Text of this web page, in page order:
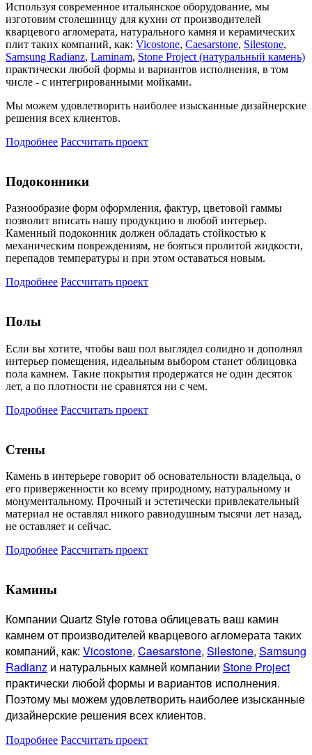
Используя современное итальянское оборудование, мы
изготовим столешницу для кухни от производителей
кварцевого агломерата, натурального камня и керамических
плит таких компаний, как: Vicostone, Caesarstone, Silestone,
Samsung Radianz, Laminam, Stone Project (натуральный камень)
практически любой формы и вариантов исполнения, в том
числе - с интегрированными мойками.
Мы можем удовлетворить наиболее изысканные дизайнерские
решения всех клиентов.
Подробнее Рассчитать проект
Подоконники
Разнообразие форм оформления, фактур, цветовой гаммы
позволит вписать нашу продукцию в любой интерьер.
Каменный подоконник должен обладать стойкостью к
механическим повреждениям, не бояться пролитой жидкости,
перепадов температуры и при этом оставаться новым.
Подробнее Рассчитать проект
Полы
Если вы хотите, чтобы ваш пол выглядел солидно и дополнял
интерьер помещения, идеальным выбором станет облицовка
пола камнем. Такие покрытия продержатся не один десяток
лет, а по плотности не сравнятся ни с чем.
Подробнее Рассчитать проект
Стены
Камень в интерьере говорит об основательности владельца, о
его приверженности ко всему природному, натуральному и
монументальному. Прочный и эстетически привлекательный
материал не оставлял никого равнодушным тысячи лет назад,
не оставляет и сейчас.
Подробнее Рассчитать проект
Камины
Компании Quartz Style готоваоблицевать ваш камин
камнем от производителей кварцевого агломерата таких
компаний, как: Vicostone, Caesarstone, Silestone, Samsung
Radianz и натуральных камней компании Stone Project
практически любой формы и вариантов исполнения.
Поэтому мы можем удовлетворить наиболее изысканные
дизайнерские решения всех клиентов.
Подробнее Рассчитать проект